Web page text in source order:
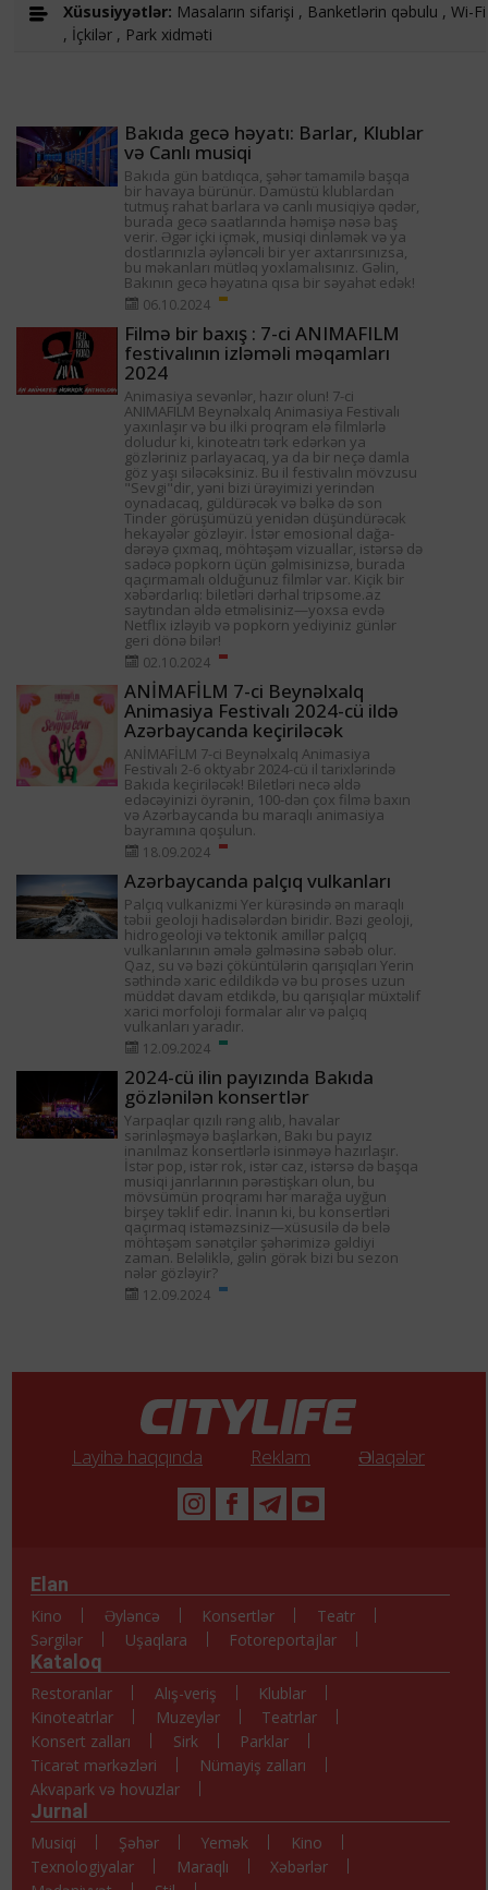
Xüsusiyyətlər: Masaların sifarişi , Banketlərin qəbulu , Wi-Fi
, İçkilər , Park xidməti
Bakıda gecə həyatı: Barlar, Klublar
və Canlı musiqi
Bakıda gün batdıqca, şəhər tamamilə başqa
bir havaya bürünür. Damüstü klublardan
tutmuş rahat barlara və canlı musiqiyə qədər,
burada gecə saatlarında həmişə nəsə baş
verir. Əgər içki içmək, musiqi dinləmək və ya
dostlarınızla əyləncəli bir yer axtarırsınızsa,
bu məkanları mütləq yoxlamalısınız. Gəlin,
Bakının gecə həyatına qısa bir səyahət edək!
06.10.2024
Filmə bir baxış : 7-ci ANIMAFILM
festivalının izləməli məqamları
2024
Animasiya sevənlər, hazır olun! 7-ci
ANIMAFILM Beynəlxalq Animasiya Festivalı
yaxınlaşır və bu ilki proqram elə filmlərlə
doludur ki, kinoteatrı tərk edərkən ya
gözləriniz parlayacaq, ya da bir neçə damla
göz yaşı siləcəksiniz. Bu il festivalın mövzusu
"Sevgi"dir, yəni bizi ürəyimizi yerindən
oynadacaq, güldürəcək və bəlkə də son
Tinder görüşümüzü yenidən düşündürəcək
hekayələr gözləyir. İstər emosional dağa-
dərəyə çıxmaq, möhtəşəm vizuallar, istərsə də
sadəcə popkorn üçün gəlmisinizsə, burada
qaçırmamalı olduğunuz filmlər var. Kiçik bir
xəbərdarlıq: biletləri dərhal tripsome.az
saytından əldə etməlisiniz—yoxsa evdə
Netflix izləyib və popkorn yediyiniz günlər
geri dönə bilər!
02.10.2024
ANİMAFİLM 7-ci Beynəlxalq
Animasiya Festivalı 2024-cü ildə
Azərbaycanda keçiriləcək
ANİMAFİLM 7-ci Beynəlxalq Animasiya
Festivalı 2-6 oktyabr 2024-cü il tarixlərində
Bakıda keçiriləcək! Biletləri necə əldə
edəcəyinizi öyrənin, 100-dən çox filmə baxın
və Azərbaycanda bu maraqlı animasiya
bayramına qoşulun.
18.09.2024
Azərbaycanda palçıq vulkanları
Palçıq vulkanizmi Yer kürəsində ən maraqlı
təbii geoloji hadisələrdən biridir. Bəzi geoloji,
hidrogeoloji və tektonik amillər palçıq
vulkanlarının əmələ gəlməsinə səbəb olur.
Qaz, su və bəzi çöküntülərin qarışıqları Yerin
səthində xaric edildikdə və bu proses uzun
müddət davam etdikdə, bu qarışıqlar müxtəlif
xarici morfoloji formalar alır və palçıq
vulkanları yaradır.
12.09.2024
2024-cü ilin payızında Bakıda
gözlənilən konsertlər
Yarpaqlar qızılı rəng alıb, havalar
sərinləşməyə başlarkən, Bakı bu payız
inanılmaz konsertlərlə isinməyə hazırlaşır.
İstər pop, istər rok, istər caz, istərsə də başqa
musiqi janrlarının pərəstişkarı olun, bu
mövsümün proqramı hər marağa uyğun
birşey təklif edir. İnanın ki, bu konsertləri
qaçırmaq istəməzsiniz—xüsusilə də belə
möhtəşəm sənətçilər şəhərimizə gəldiyi
zaman. Beləliklə, gəlin görək bizi bu sezon
nələr gözləyir?
12.09.2024
Layihə haqqında Reklam Əlaqələr
Elan
Kino Əyləncə Konsertlər
Teatr
Sərgilər
Uşaqlara Fotoreportajlar
Kataloq
Restoranlar Alış-veriş
Klublar
Kinoteatrlar
Muzeylər
Teatrlar
Konsert zalları
Sirk
Parklar
Ticarət mərkəzləri
Nümayiş zalları
Akvapark və hovuzlar
Jurnal
Musiqi Şəhər Yemək
Kino
Texnologiyalar
Maraqlı
Xəbərlər